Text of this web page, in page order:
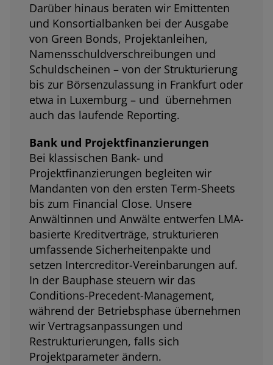
Darüber hinaus beraten wir Emittenten
und Konsortialbanken bei der Ausgabe
von Green Bonds, Projektanleihen,
Namensschuldverschreibungen und
Schuldscheinen – von der Strukturierung
bis zur Börsenzulassung in Frankfurt oder
etwa in Luxemburg – und übernehmen
auch das laufende Reporting.
Bank und Projektfinanzierungen
Bei klassischen Bank- und
Projektfinanzierungen begleiten wir
Mandanten von den ersten Term-Sheets
bis zum Financial Close. Unsere
Anwältinnen und Anwälte entwerfen LMA-
basierte Kreditverträge, strukturieren
umfassende Sicherheitenpakte und
setzen Intercreditor-Vereinbarungen auf.
In der Bauphase steuern wir das
Conditions-Precedent-Management,
während der Betriebsphase übernehmen
wir Vertragsanpassungen und
Restrukturierungen, falls sich
Projektparameter ändern.